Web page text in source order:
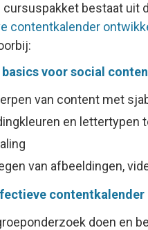
cursuspakket bestaat uit
contentkalender
basics voor social
van content met
en lettertypen
van afbeeldingen,
doen en